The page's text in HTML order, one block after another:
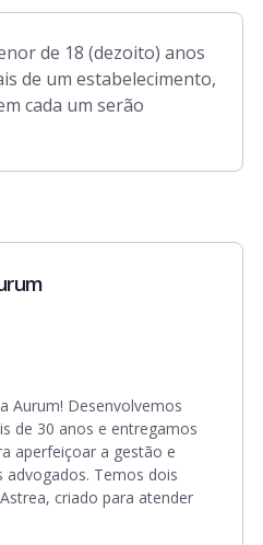
de 18 (dezoito) anos
de um estabelecimento,
cada um serão
Aurum! Desenvolvemos
de 30 anos e entregamos
aperfeiçoar a gestão e
advogados. Temos dois
criado para atender